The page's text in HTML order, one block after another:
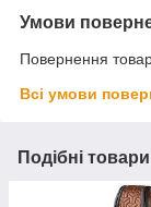
Умови
Повернення
Всі умови
Подібні